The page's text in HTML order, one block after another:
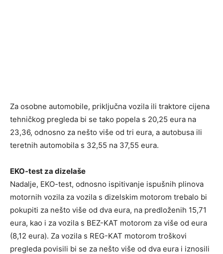
Za osobne automobile, priključna vozila ili traktore cijena
tehničkog pregleda bi se tako popela s 20,25 eura na
23,36, odnosno za nešto više od tri eura, a autobusa ili
teretnih automobila s 32,55 na 37,55 eura.
EKO-test za dizelaše
Nadalje, EKO-test, odnosno ispitivanje ispušnih plinova
motornih vozila za vozila s dizelskim motorom trebalo bi
pokupiti za nešto više od dva eura, na predloženih 15,71
eura, kao i za vozila s BEZ-KAT motorom za više od eura
(8,12 eura). Za vozila s REG-KAT motorom troškovi
pregleda povisili bi se za nešto više od dva eura i iznosili